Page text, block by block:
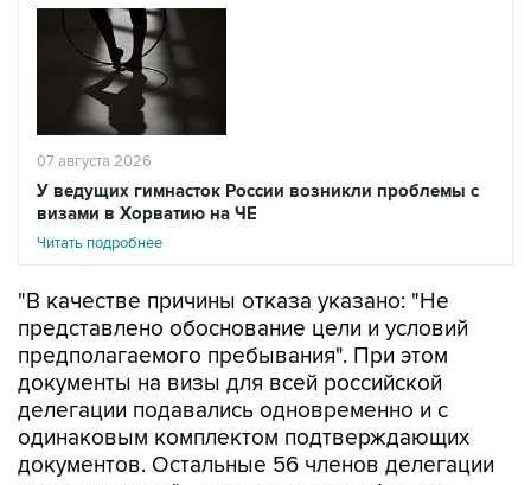
07 августа 2026
У ведущих гимнасток России возникли проблемы с
визами в Хорватию на ЧЕ
Читать подробнее
"В качестве причины отказа указано: "Не
предполагаемого пребывания". При этом
документы на визы для всей российской
делегации подавались одновременно и с
одинаковым комплектом подтверждающих
документов. Остальные 56 членов делегации
визы получили", - говорится в сообщении
федерации.